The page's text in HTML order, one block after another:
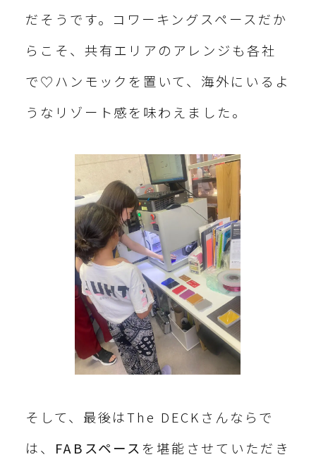
だそうです。コワーキングスペースだか
らこそ、共有エリアのアレンジも各社
で♡ハンモックを置いて、海外にいるよ
うなリゾート感を味わえました。
そして、最後はThe DECKさんならで
は、 FABスペース を堪能させていただき